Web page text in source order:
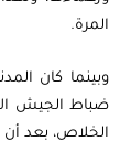
المرة.
وبينما كان
ضباط الجيش
الخلاص، بعد أن